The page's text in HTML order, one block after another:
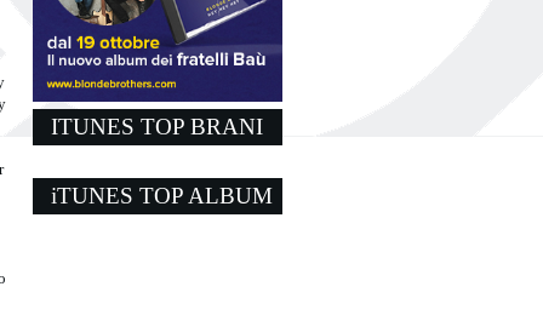
ITUNES TOP BRANI
iTUNES TOP ALBUM